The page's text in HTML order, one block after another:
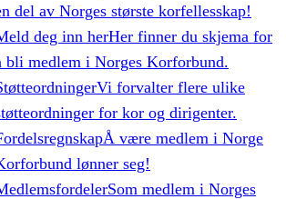
del av Norges største korfellesskap!
deg inn herHer finner du skjema for
bli medlem i Norges Korforbund.
Vi forvalter flere ulike
for kor og dirigenter.
Å være medlem i Norge
lønner seg!
Som medlem i Norges